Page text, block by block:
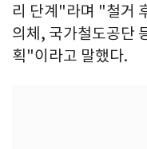
리 단계"라며 "철거
의체, 국가철도공단
획"이라고 말했다.